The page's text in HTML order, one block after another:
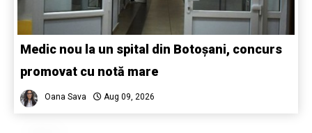
Medic nou la un spital din Botoșani, concurs
promovat cu notă mare
Oana Sava Aug 09, 2026